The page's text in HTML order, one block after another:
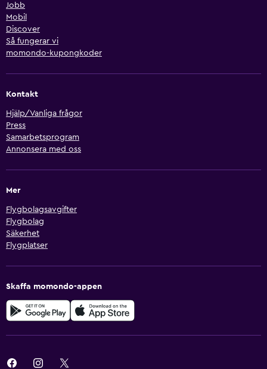
Jobb
Mobil
Discover
Så fungerar vi
momondo-kupongkoder
Kontakt
Hjälp/Vanliga frågor
Press
Samarbetsprogram
Annonsera med oss
Mer
Flygbolagsavgifter
Flygbolag
Säkerhet
Flygplatser
Skaffa momondo-appen